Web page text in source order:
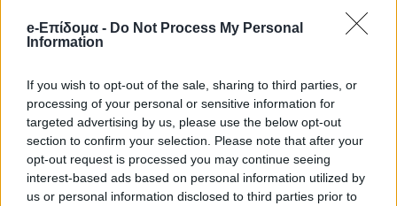
e-Επίδομα - Do Not Process My Personal
Information
If you wish to opt-out of the sale, sharing to third parties, or
processing of your personal or sensitive information for
targeted advertising by us, please use the below opt-out
section to confirm your selection. Please note that after your
opt-out request is processed you may continue seeing
interest-based ads based on personal information utilized by
us or personal information disclosed to third parties prior to
και μέδουσες: Aυτά είναι
τα 250 ξενικά είδη που
είναι τοξικά κι επικίνδυνα
Στη συνέχεια ακολούθησε κύκλος
εξειδικευμένων θεραπειών και